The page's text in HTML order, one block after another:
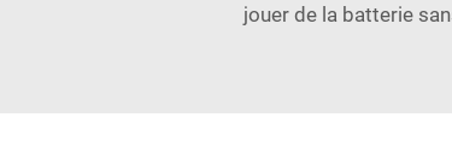
jouer de la batterie